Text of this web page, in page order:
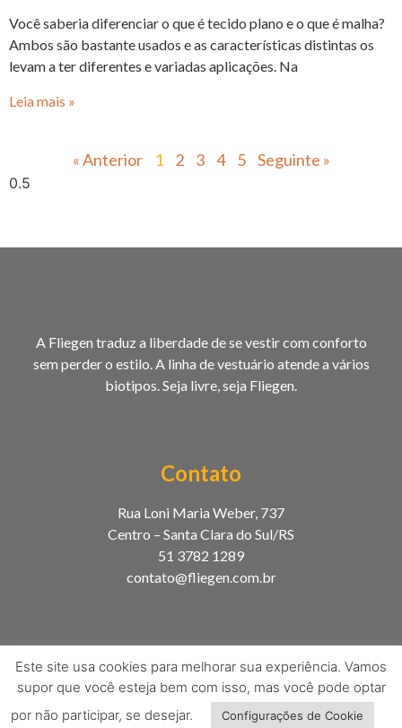
Você saberia diferenciar o que é tecido plano e o que é malha?
Ambos são bastante usados e as características distintas os
levam a ter diferentes e variadas aplicações. Na
Leia mais »
« Anterior 1 2 3 4 5 Seguinte »
A Fliegen traduz a liberdade de se vestir com conforto
sem perder o estilo. A linha de vestuário atende a vários
biotipos. Seja livre, seja Fliegen.
Contato
Rua Loni Maria Weber, 737
Centro – Santa Clara do Sul/RS
51 3782 1289
contato@fliegen.com.br
Este site usa cookies para melhorar sua experiência. Vamos
supor que você esteja bem com isso, mas você pode optar
por não participar, se desejar.
Configurações de Cookie